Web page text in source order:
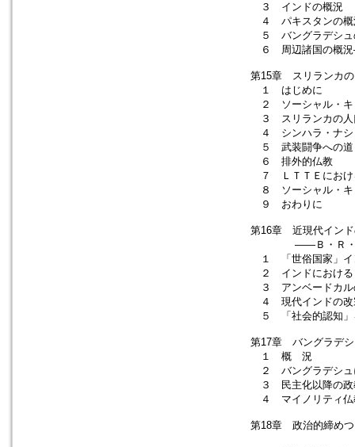
３ インドの概況
４ パキスタンの概
５ バングラデシュ
６ 周辺諸国の概況
第15章 スリランカ
１ はじめに
２ ソーシャル・キ
３ スリランカの人
４ シンハラ・ナシ
５ 武装闘争への道
６ 排外的仏教
７ ＬＴＴＥにおけ
８ ソーシャル・キ
９ おわりに
第16章 近現代インド
――Ｂ・Ｒ・アン
１ 「世俗国家」イ
２ インドにおける
３ アンベードカル
４ 現代インドの改
５ 「社会的認知」
第17章 バングラデ
１ 概 況
２ バングラデシュ
３ 民主化以降の政
４ マイノリティ仏
第18章 政治的締め